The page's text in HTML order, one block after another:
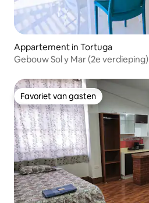
Appartement in Tortuga
Gebouw Sol y Mar (2e verdieping)
Favoriet van gasten
Favoriet van gasten